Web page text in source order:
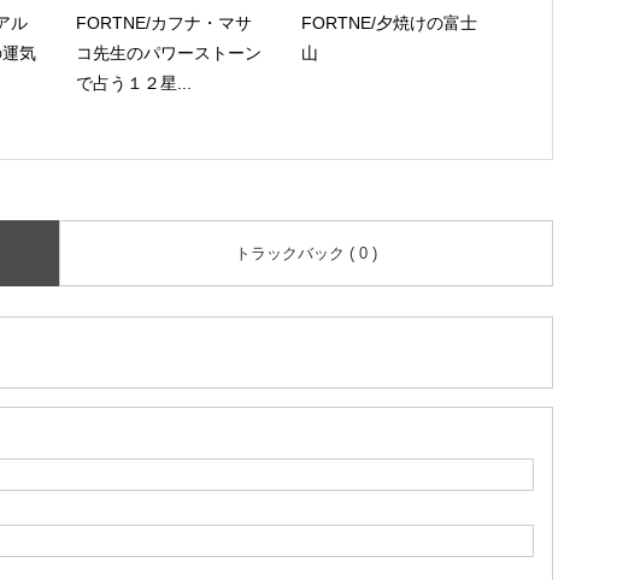
ル
気
FORTNE/カフナ・マサ
コ先生のパワーストーン
で占う１２星...
FORTNE/夕焼けの富士
山
トラックバック ( 0 )